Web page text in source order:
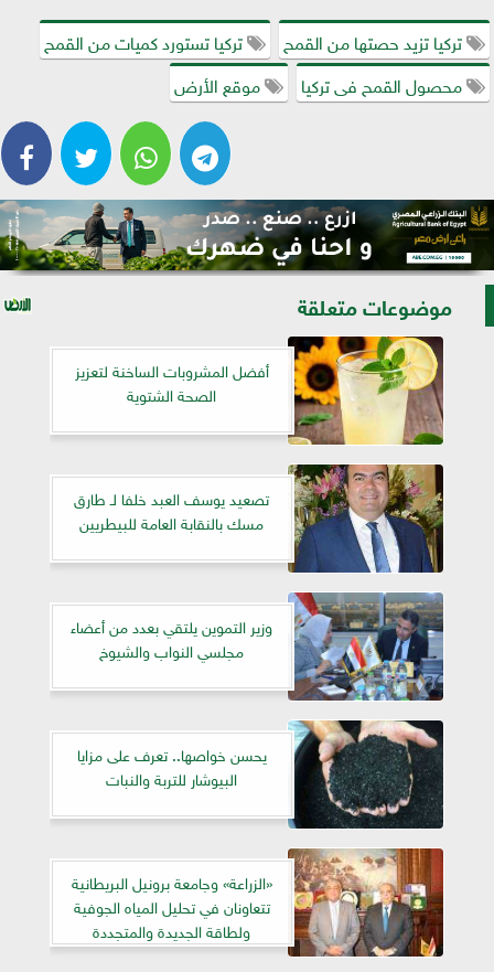
تركيا تزيد حصتها من القمح
تركيا تستورد كميات من القمح
محصول القمح فى تركيا
موقع الأرض
موضوعات متعلقة
أفضل المشروبات الساخنة لتعزيز
الصحة الشتوية
تصعيد يوسف العبد خلفا لـ طارق
مسك بالنقابة العامة للبيطريين
وزير التموين يلتقي بعدد من أعضاء
مجلسي النواب والشيوخ
يحسن خواصها.. تعرف على مزايا
البيوشار للتربة والنبات
«الزراعة» وجامعة برونيل البريطانية
تتعاونان في تحليل المياه الجوفية
ولطاقة الجديدة والمتجددة